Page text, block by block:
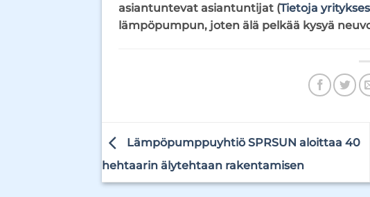
asiantuntevat asiantuntijat (Tietoja
lämpöpumpun, joten älä pelkää kysyä
Lämpöpumppuyhtiö SPRSUN aloittaa 40
hehtaarin älytehtaan rakentamisen